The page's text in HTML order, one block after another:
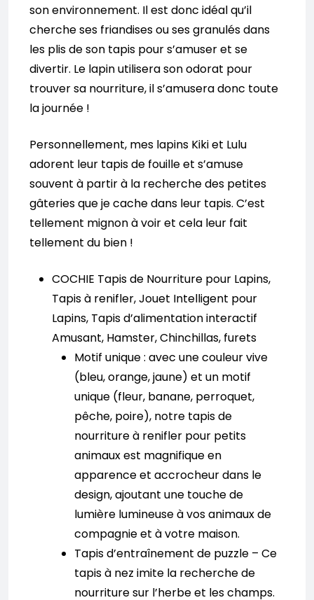
son environnement. Il est donc idéal qu’il
cherche ses friandises ou ses granulés dans
les plis de son tapis pour s’amuser et se
divertir. Le lapin utilisera son odorat pour
trouver sa nourriture, il s’amusera donc toute
la journée !
Personnellement, mes lapins Kiki et Lulu
adorent leur tapis de fouille et s’amuse
souvent à partir à la recherche des petites
gâteries que je cache dans leur tapis. C’est
tellement mignon à voir et cela leur fait
tellement du bien !
COCHIE Tapis de Nourriture pour Lapins,
Tapis à renifler, Jouet Intelligent pour
Lapins, Tapis d’alimentation interactif
Amusant, Hamster, Chinchillas, furets
Motif unique : avec une couleur vive
(bleu, orange, jaune) et un motif
unique (fleur, banane, perroquet,
pêche, poire), notre tapis de
nourriture à renifler pour petits
animaux est magnifique en
apparence et accrocheur dans le
design, ajoutant une touche de
lumière lumineuse à vos animaux de
compagnie et à votre maison.
Tapis d’entraînement de puzzle – Ce
tapis à nez imite la recherche de
nourriture sur l’herbe et les champs.